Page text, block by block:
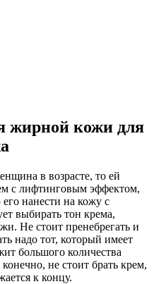
жирной кожи для
в возрасте, то ей
с лифтинговым эффектом,
нанести на кожу с
выбирать тон крема,
Не стоит пренебрегать и
надо тот, который имеет
большого количества
не стоит брать крем,
к концу.